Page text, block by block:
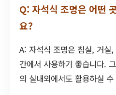
Q: 자석식 조명은 어떤
요?
A: 자석식 조명은 침실, 거실
간에서 사용하기 좋습니다.
의 실내외에서도 활용하실